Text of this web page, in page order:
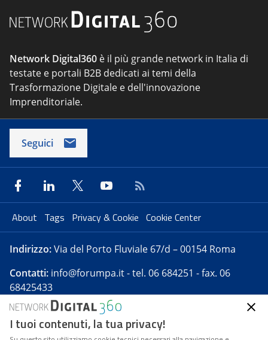
Network Digital360 è il più grande network in Italia di
testate e portali B2B dedicati ai temi della
Trasformazione Digitale e dell'innovazione
Imprenditoriale.
Seguici
About Tags Privacy & Cookie Cookie Center
Indirizzo:Via del Porto Fluviale 67/d – 00154 Roma
Contatti: info@forumpa.it- tel. 06 684251 - fax. 06
68425433
Forumpa.itè una pubblicazione telematica iscritta
presso Registro della stampa del Tribunale di Roma -
I tuoi contenuti, la tua privacy!